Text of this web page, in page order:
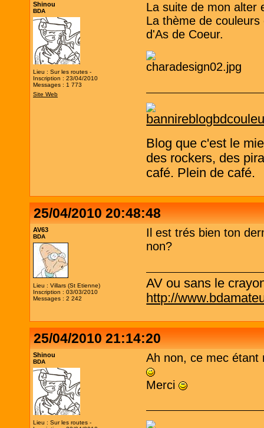
Shinou
BDA
Lieu : Sur les routes -
Inscription : 23/04/2010
Messages : 1 773
Site Web
La suite de mon alter
La thème de
d'As de Coeur.
Blog que c'est le
des rockers, des
café. Plein de café.
25/04/2010 20:48:48
AV63
BDA
Lieu : Villars (St Etienne)
Inscription : 03/03/2010
Messages : 2 242
Il est trés bien ton
non?
AV ou sans le
http://
25/04/2010 21:14:20
Shinou
BDA
Lieu : Sur les routes -
Ah non, ce mec étant
Merci